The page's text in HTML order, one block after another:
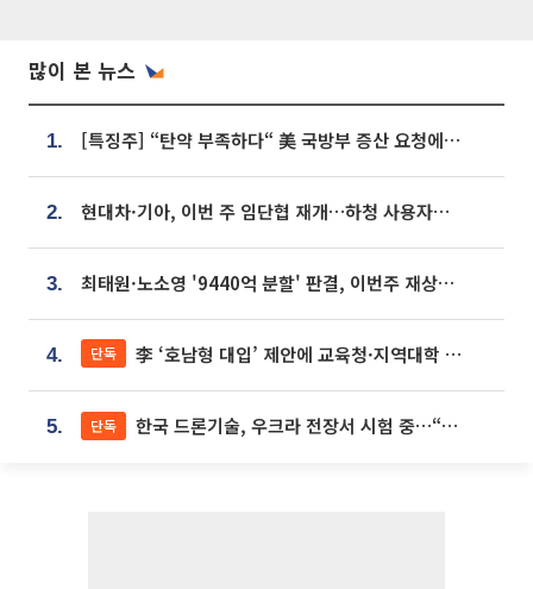
많이 본 뉴스
1. [특징주] “탄약 부족하다“ 美 국방부 증산 요청에⋯국내 방산주 급등세
2. 현대차·기아, 이번 주 임단협 재개…하청 사용자성 재심도 ‘변수’
3. 최태원·노소영 '9440억 분할' 판결, 이번주 재상고 여부 주목
4. 단독 李 ‘호남형 대입’ 제안에 교육청·지역대학 서·논술형 입시 연계 '착수'
5. 단독 한국 드론기술, 우크라 전장서 시험 중…“스타트업 여러 곳 참여”